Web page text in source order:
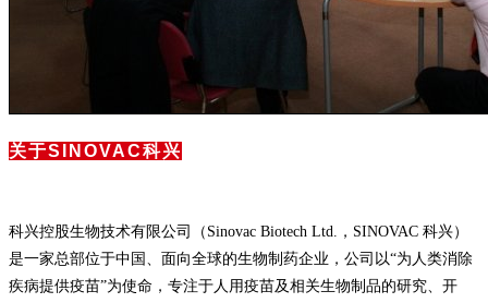
关于SINOVAC科兴
科兴控股生物技术有限公司（Sinovac Biotech Ltd.，SINOVAC 科兴）
是一家总部位于中国、面向全球的生物制药企业，公司以“为人类消除
疾病提供疫苗”为使命，专注于人用疫苗及相关生物制品的研究、开